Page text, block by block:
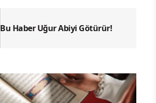
Bu Haber Uğur Abiyi Götürür!